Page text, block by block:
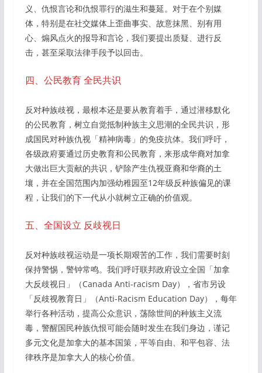
义、仇恨言论和仇恨罪行的滋生和蔓延。对于在个别媒
体，特别是在社交媒体上歪曲事实、故意抹黑、别有用
心、煽风点火的报导和言论，我们要提出质疑、进行反
击，甚至采取法律手段予以回击。
四、公民教育 全民共识
反对种族歧视，最根本还是要从教育着手，通过潜移默化
的公民教育，树立自觉抵制种族主义思潮的全民共识，形
成国民对种族仇视「精神病毒」的免疫抗体。我们呼吁，
各级政府要通过历史教育和公民教育，来形成华裔对加拿
大做出巨大贡献的共识，铲除产生仇视亚裔和华裔的土
壤，并在全国范围内加强幼稚园至12年级反种族偏见的课
程，让​​我们的下一代从小就树立正确的价值观。
五、全国设立 反歧视日
反对种族歧视运动是一项长期艰苦的工作，我们需要时刻
保持警惕，警钟常鸣。我们呼吁联邦政府设立全国「加拿
大反歧视日」（Canada Anti-racism Day），省市另设
「反歧视教育日」（Anti-Racism Education Day），每年
举行各种活动，提高公众意识，荡除世间的种族主义流
毒，警醒国民种族仇恨可能会随时发生在我们身边，谨记
多元文化是加拿大的基本国策，平等自由、和平包容、法
律秩序是加拿大人的核心价值。